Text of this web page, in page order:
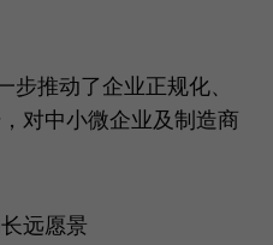
步推动了企业正规化、
对中小微企业及制造商
远愿景